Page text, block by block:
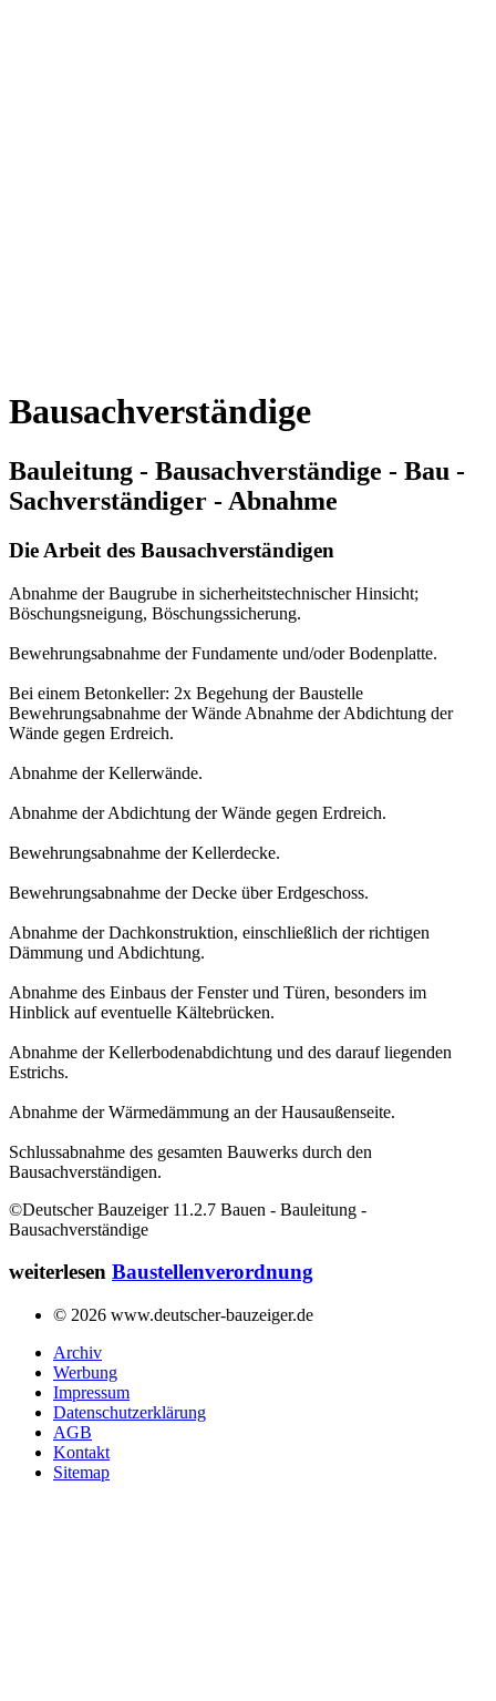
Bausachverständige
Bauleitung - Bausachverständige - Bau -
Sachverständiger - Abnahme
Die Arbeit des Bausachverständigen
Abnahme der Baugrube in sicherheitstechnischer Hinsicht;
Böschungsneigung, Böschungssicherung.
Bewehrungsabnahme der Fundamente und/oder Bodenplatte.
Bei einem Betonkeller: 2x Begehung der Baustelle
Bewehrungsabnahme der Wände Abnahme der Abdichtung der
Wände gegen Erdreich.
Abnahme der Kellerwände.
Abnahme der Abdichtung der Wände gegen Erdreich.
Bewehrungsabnahme der Kellerdecke.
Bewehrungsabnahme der Decke über Erdgeschoss.
Abnahme der Dachkonstruktion, einschließlich der richtigen
Dämmung und Abdichtung.
Abnahme des Einbaus der Fenster und Türen, besonders im
Hinblick auf eventuelle Kältebrücken.
Abnahme der Kellerbodenabdichtung und des darauf liegenden
Estrichs.
Abnahme der Wärmedämmung an der Hausaußenseite.
Schlussabnahme des gesamten Bauwerks durch den
Bausachverständigen.
©Deutscher Bauzeiger 11.2.7 Bauen - Bauleitung -
Bausachverständige
weiterlesen Baustellenverordnung
© 2026 www.deutscher-bauzeiger.de
Archiv
Werbung
Impressum
Datenschutzerklärung
AGB
Kontakt
Sitemap